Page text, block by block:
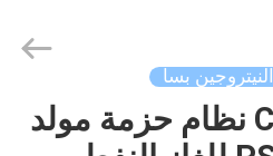
بسا
CE / ISO / SIRA نظام حزمة مولد